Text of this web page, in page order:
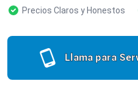
Precios Claros y Honestos
Llama para